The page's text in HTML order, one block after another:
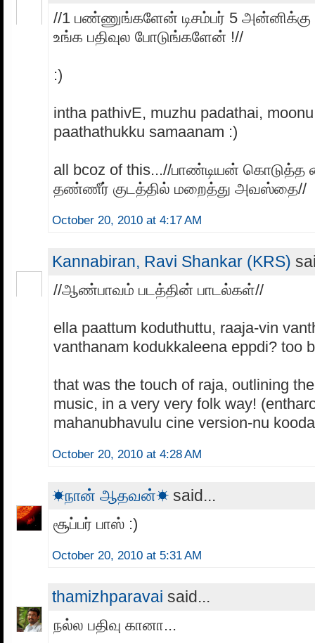
//1 பண்ணுங்களேன் டிசம்பர் 5 அன்னிக்கு
உங்க பதிவுல போடுங்களேன் !//
:)
intha pathivE, muzhu padathai,
paathathukku samaanam :)
all bcoz of this...//பாண்டியன் கொடுத்த
தண்ணீர் குடத்தில் மறைத்து அவஸ்தை//
October 20, 2010 at 4:17 AM
Kannabiran, Ravi Shankar (KRS)
//ஆண்பாவம் படத்தின் பாடல்கள்//
ella paattum koduthuttu, raaja-vin
vanthanam kodukkaleena eppdi? too
that was the touch of raja, outlining
music, in a very very folk way!
mahanubhavulu cine version-nu
October 20, 2010 at 4:28 AM
☀நான் ஆதவன்☀ said...
சூப்பர் பாஸ் :)
October 20, 2010 at 5:31 AM
thamizhparavai said...
நல்ல பதிவு கானா...